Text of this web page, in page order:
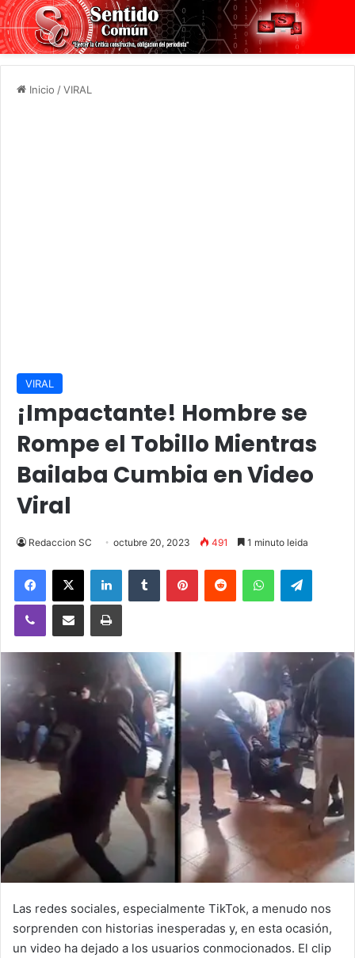
Inicio /VIRAL
VIRAL
¡Impactante! Hombre se
Rompe el Tobillo Mientras
Bailaba Cumbia en Video
Viral
Redaccion SC octubre 20, 2023 491 1 minuto leida
Facebook
X LinkedInTumblr PinterestReddit WhatsApp
Viber Compartir vía email Imprimir
Las redes sociales, especialmente TikTok, a menudo nos
sorprenden con historias inesperadas y, en esta ocasión,
un video ha dejado a los usuarios conmocionados. El clip